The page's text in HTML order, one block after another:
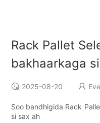
Rack Pallet
bakhaarkaga
2025-08-20
Soo bandhigida Rack
si sax ah